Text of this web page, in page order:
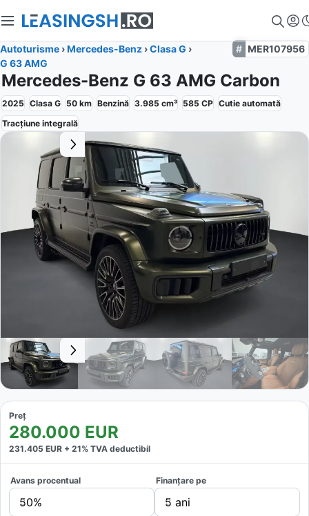
Autoturisme ›Mercedes-Benz ›Clasa G ›
G 63 AMG
MER107956
Mercedes-Benz G 63 AMG Carbon
2025 Clasa G 50 km Benzină 3.985 cm³ 585 CP Cutie automată
Tracțiune integrală
Preț
280.000 EUR
231.405 EUR + 21% TVA deductibil
Avans procentual
50%
Finanțare pe
5 ani